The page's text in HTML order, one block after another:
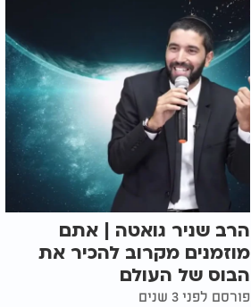
הרב שניר גואטה | אתם
מוזמנים מקרוב להכיר את
הבוס של העולם
פורסם לפני 3 שנים